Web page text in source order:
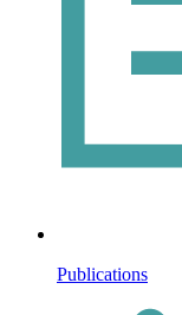
Publications